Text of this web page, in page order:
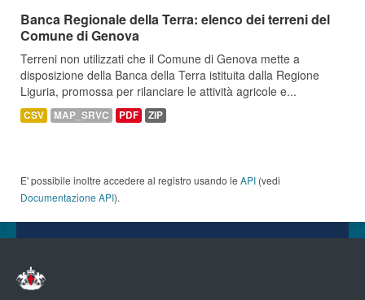
Banca Regionale della Terra: elenco dei terreni del
Comune di Genova
Terreni non utilizzati che il Comune di Genova mette a
disposizione della Banca della Terra istituita dalla Regione
Liguria, promossa per rilanciare le attività agricole e...
CSV MAP_SRVC PDF ZIP
E' possibile inoltre accedere al registro usando le API (vedi
Documentazione API).